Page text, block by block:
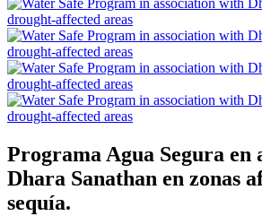
Programa Agua Segura en
Dhara Sanathan en zonas
sequía.